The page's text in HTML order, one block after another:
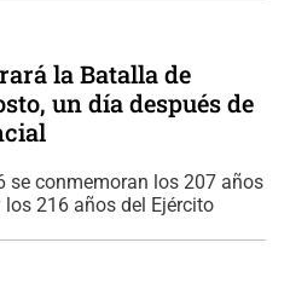
la Batalla de
un día después de
se conmemoran los 207 años
216 años del Ejército